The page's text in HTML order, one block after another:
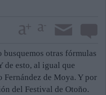
busquemos otras fórmulas
de esto, al igual que
Fernández de Moya. Y por
del Festival de Otoño.